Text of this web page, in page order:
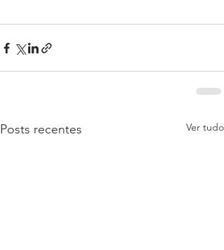
Posts recentes Ver tudo